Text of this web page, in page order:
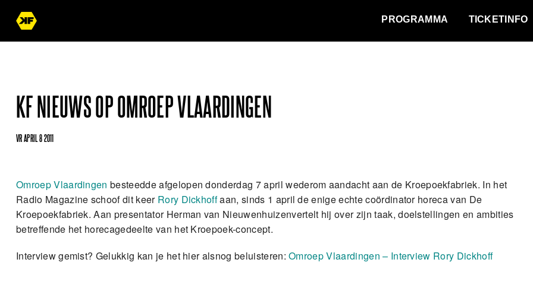
PROGRAMMA TICKETINFO
KF NIEUWS OP OMROEP VLAARDINGEN
VR APRIL 8 2011
Omroep Vlaardingenbesteedde afgelopen donderdag 7 april wederom aandacht aan de Kroepoekfabriek. In het
Radio Magazine schoof dit keer Rory Dickhoffaan, sinds 1 april de enige echte coördinator horeca van De
Kroepoekfabriek. Aan presentator Herman van Nieuwenhuizenvertelt hij over zijn taak, doelstellingen en ambities
betreffende het horecagedeelte van het Kroepoek-concept.
Interview gemist? Gelukkig kan je het hier alsnog beluisteren:Omroep Vlaardingen – Interview Rory Dickhoff